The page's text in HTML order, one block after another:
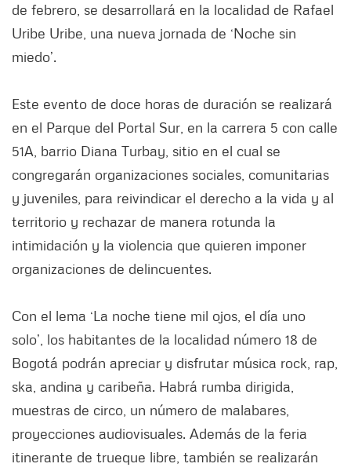
de febrero, se desarrollará en la localidad de Rafael
Uribe Uribe, una nueva jornada de ‘Noche sin
miedo’.
Este evento de doce horas de duración se realizará
en el Parque del Portal Sur, en la carrera 5 con calle
51A, barrio Diana Turbay, sitio en el cual se
congregarán organizaciones sociales, comunitarias
y juveniles, para reivindicar el derecho a la vida y al
territorio y rechazar de manera rotunda la
intimidación y la violencia que quieren imponer
organizaciones de delincuentes.
Con el lema ‘La noche tiene mil ojos, el día uno
solo’, los habitantes de la localidad número 18 de
Bogotá podrán apreciar y disfrutar música rock, rap,
ska, andina y caribeña. Habrá rumba dirigida,
muestras de circo, un número de malabares,
proyecciones audiovisuales. Además de la feria
itinerante de trueque libre, también se realizarán